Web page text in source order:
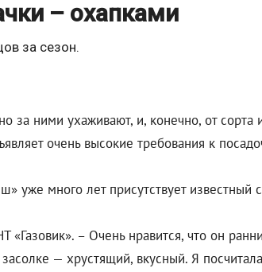
– охапками
за сезон.
за ними ухаживают, и, конечно, от сорта
очень высокие требования к
уже много лет присутствует известный
– Очень нравится, что он
— хрустящий, вкусный. Я